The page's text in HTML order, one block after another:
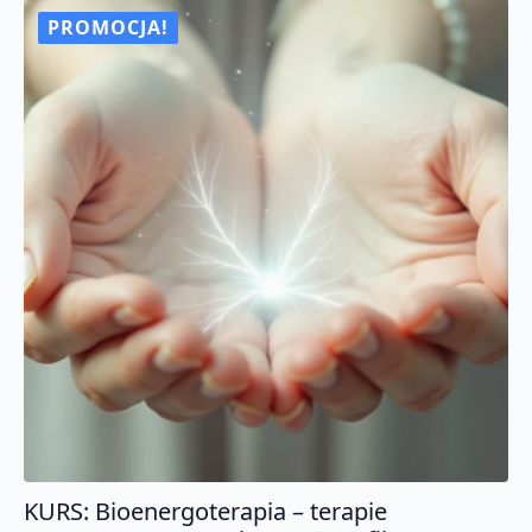
uzdrawiania
emocji
i
ciała.
Certyfikat
PROMOCJA!
KURS: Bioenergoterapia – terapie